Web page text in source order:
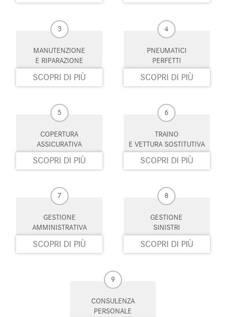
3
MANUTENZIONE
E RIPARAZIONE
SCOPRI DI PIÙ
4
PNEUMATICI
PERFETTI
SCOPRI DI PIÙ
5
COPERTURA
ASSICURATIVA
SCOPRI DI PIÙ
6
TRAINO
E VETTURA SOSTITUTIVA
SCOPRI DI PIÙ
7
GESTIONE
AMMINISTRATIVA
SCOPRI DI PIÙ
8
GESTIONE
SINISTRI
SCOPRI DI PIÙ
9
CONSULENZA
PERSONALE